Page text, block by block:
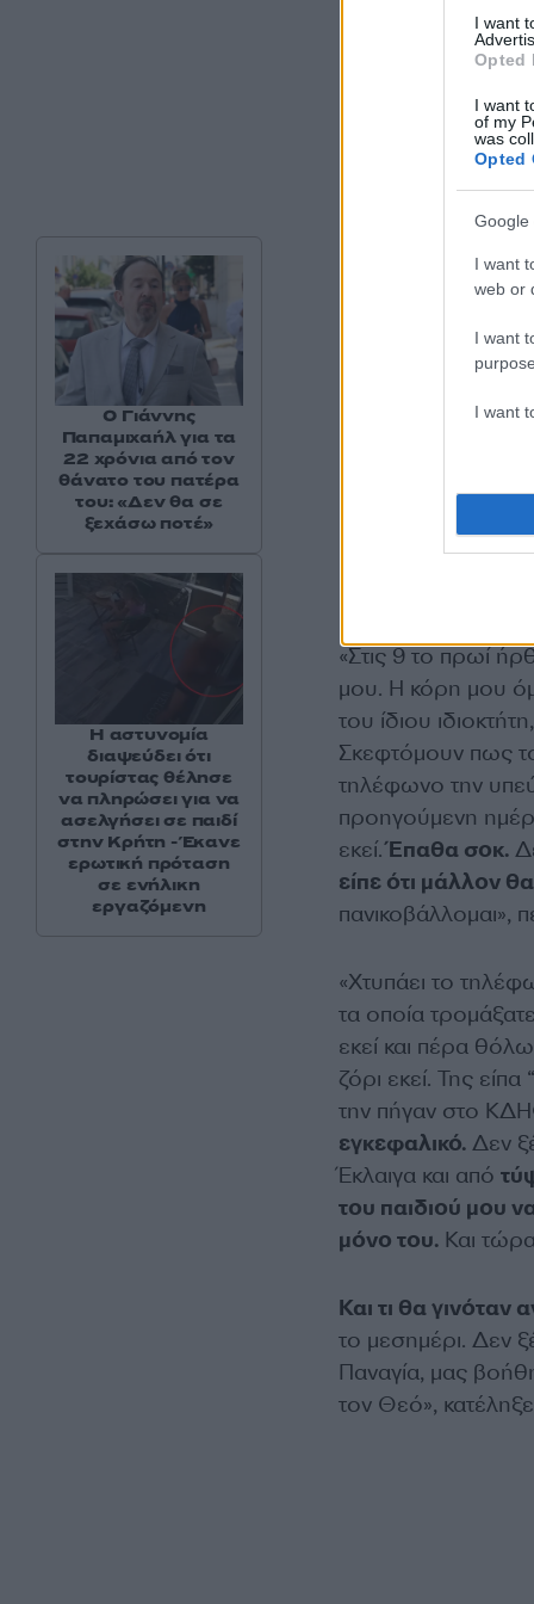
I want
Opted
I want
of my
was
Opted
Google
I want
web or
I want
I want
«Στις 9 το πρωί
μου. Η κόρη μου
του ίδιου
Σκεφτόμουν πως
τηλέφωνο την
προηγούμενη
εκεί.Έπαθα σοκ.
είπε ότι μάλλον
πανικοβάλλομαι»,
«Χτυπάει το
τα οποία
εκεί και πέρα
ζόρι εκεί. Της
την πήγαν στο
εγκεφαλικό.Δεν
Έκλαιγα και από
του παιδιού μου
μόνο του.Και
Και τι θα
το μεσημέρι. Δεν
Παναγία, μας
τον Θεό»,
Ο Γιάννης
Παπαμιχαήλ για τα
22 χρόνια από τον
θάνατο του πατέρα
του: «Δεν θα σε
ξεχάσω ποτέ»
Η αστυνομία
διαψεύδει ότι
τουρίστας θέλησε
να πληρώσει για να
ασελγήσει σε παιδί
στην Κρήτη - Έκανε
ερωτική πρόταση
σε ενήλικη
εργαζόμενη